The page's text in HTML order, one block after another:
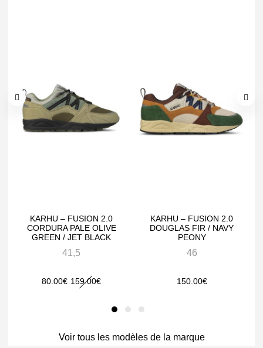
KARHU – FUSION 2.0
CORDURA PALE OLIVE
GREEN / JET BLACK
41,5
159.00€
Le
80.00€ Le
KARHU – FUSION 2.0
DOUGLAS FIR / NAVY
PEONY
46
150.00€
Voir tous les modèles de la marque